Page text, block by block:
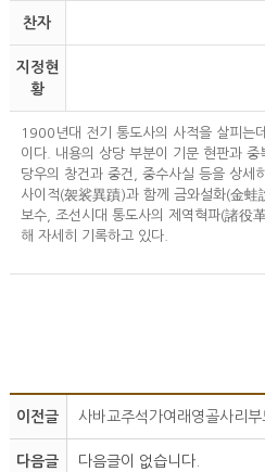
찬자
지정현
황
1900년대 전기 통도사의 사적을 살피는
이다. 내용의 상당 부분이 기문 현판과
당우의 창건과 중건, 중수사실 등을 상세
사이적(袈裟異蹟)과 함께 금와설화(金
보수, 조선시대 통도사의 제역혁파(諸役
해 자세히 기록하고 있다.
이전글
다음글 다음글이 없습니다.